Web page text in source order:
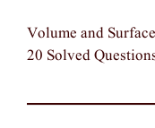
Volume and
20 Solved